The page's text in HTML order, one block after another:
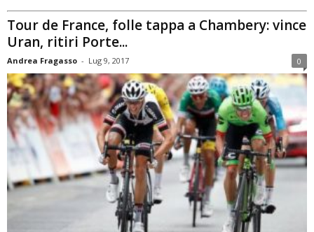
Tour de France, folle tappa a Chambery: vince
Uran, ritiri Porte...
Andrea Fragasso - Lug 9, 2017 0